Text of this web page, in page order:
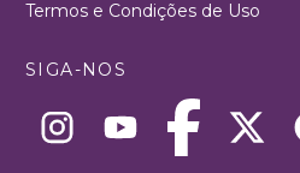
Termos e Condições de Uso
SIGA-NOS